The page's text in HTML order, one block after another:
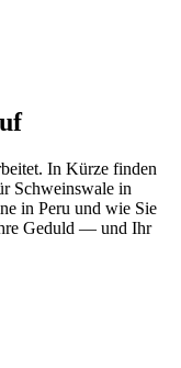
In Kürze finden
Schweinswale in
in Peru und wie Sie
Geduld — und Ihr